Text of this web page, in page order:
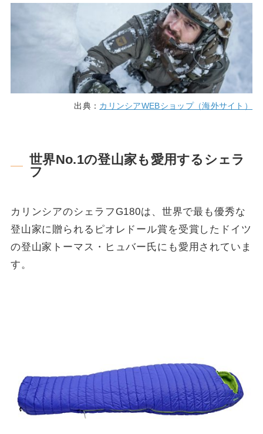
出典： カリンシアWEBショップ（海外サイト）
世界No.1の登山家も愛用するシェラ
フ
カリンシアのシェラフG180は、世界で最も優秀な
登山家に贈られるピオレドール賞を受賞したドイツ
の登山家トーマス・ヒュバー氏にも愛用されていま
す。